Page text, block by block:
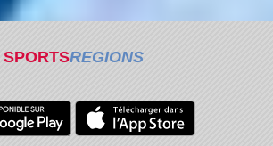
SPORTSREGIONS